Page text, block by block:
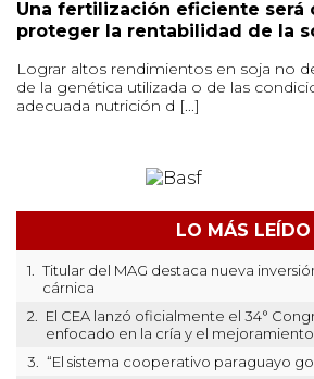
Una fertilización eficiente será
proteger la rentabilidad de la
Lograr altos rendimientos en soja no
de la genética utilizada o de las
adecuada nutrición d [...]
LO MÁS LEÍDO
1.
Titular del MAG destaca nueva
cárnica
2.
El CEA lanzó oficialmente el 34°
enfocado en la cría y el
3.
“El sistema cooperativo paraguayo